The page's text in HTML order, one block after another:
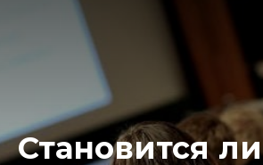
Становится ли